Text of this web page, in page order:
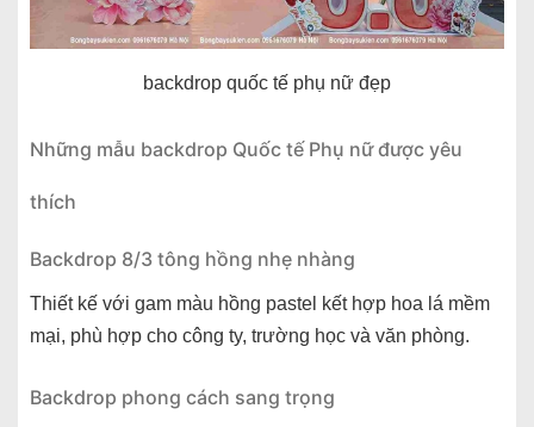
backdrop quốc tế phụ nữ đẹp
Những mẫu backdrop Quốc tế Phụ nữ được yêu
thích
Backdrop 8/3 tông hồng nhẹ nhàng
Thiết kế với gam màu hồng pastel kết hợp hoa lá mềm
mại, phù hợp cho công ty, trường học và văn phòng.
Backdrop phong cách sang trọng